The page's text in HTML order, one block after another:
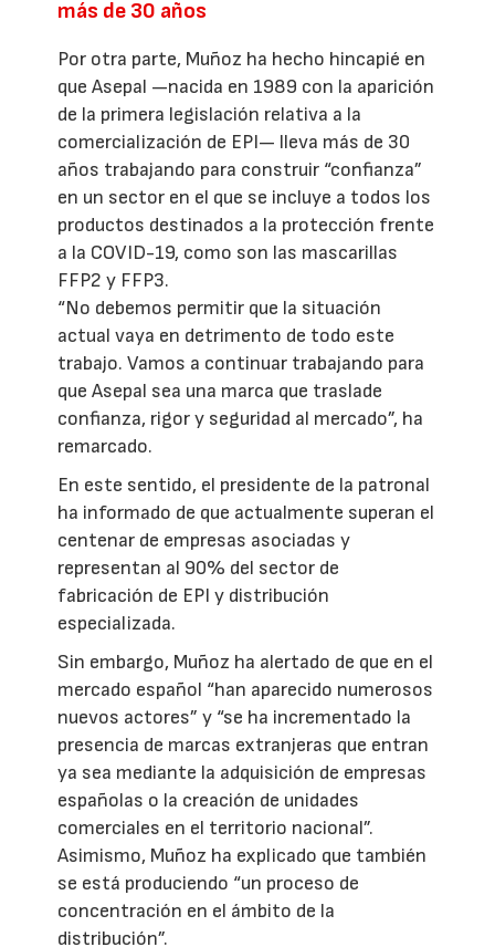
más de 30 años
Por otra parte, Muñoz ha hecho hincapié en
que Asepal —nacida en 1989 con la aparición
de la primera legislación relativa a la
comercialización de EPI— lleva más de 30
años trabajando para construir “confianza”
en un sector en el que se incluye a todos los
productos destinados a la protección frente
a la COVID-19, como son las mascarillas
FFP2 y FFP3.
“No debemos permitir que la situación
actual vaya en detrimento de todo este
trabajo. Vamos a continuar trabajando para
que Asepal sea una marca que traslade
confianza, rigor y seguridad al mercado”, ha
remarcado.
En este sentido, el presidente de la patronal
ha informado de que actualmente superan el
centenar de empresas asociadas y
representan al 90% del sector de
fabricación de EPI y distribución
especializada.
Sin embargo, Muñoz ha alertado de que en el
mercado español “han aparecido numerosos
nuevos actores” y “se ha incrementado la
presencia de marcas extranjeras que entran
ya sea mediante la adquisición de empresas
españolas o la creación de unidades
comerciales en el territorio nacional”.
Asimismo, Muñoz ha explicado que también
se está produciendo “un proceso de
concentración en el ámbito de la
distribución”.